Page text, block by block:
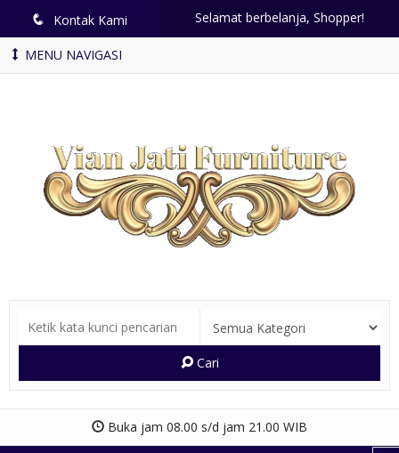
q Kontak Kami Selamat berbelanja, Shopper!
MENU NAVIGASI
Cari
Buka jam 08.00 s/d jam 21.00 WIB